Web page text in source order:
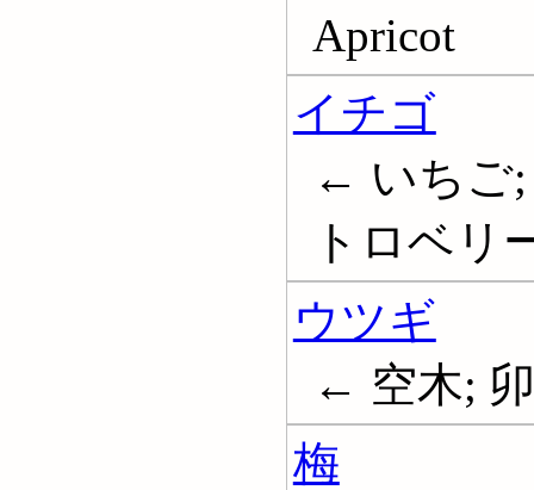
Apricot
イチゴ
← いちご;
トロベリ
ウツギ
← 空木;
梅